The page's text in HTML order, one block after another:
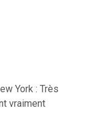
York : Très
vraiment